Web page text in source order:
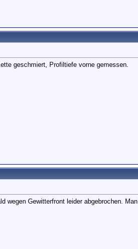
geschmiert, Profiltiefe vorne gemessen.
wegen Gewitterfront leider abgebrochen.